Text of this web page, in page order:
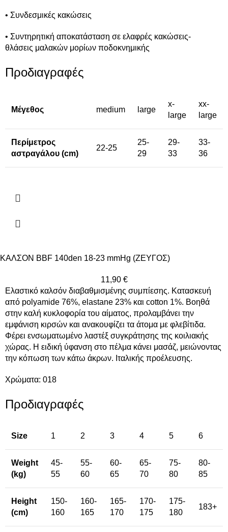
• Συνδεσμικές κακώσεις
• Συντηρητική αποκατάσταση σε ελαφρές κακώσεις-
θλάσεις μαλακών μορίων ποδοκνημικής
Προδιαγραφές
Μέγεθος medium large
x-
large
xx-
large
Περίμετρος
αστραγάλου (cm)
22-25
25-
29
29-
33
33-
36
ΚΑΛΣΟΝ BBF 140den 18-23 mmHg (ΖΕΥΓΟΣ)
11,90 €
Ελαστικό καλσόν διαβαθμισμένης συμπίεσης. Κατασκευή
από polyamide 76%, elastane 23% και cotton 1%. Βοηθά
στην καλή κυκλοφορία του αίματος, προλαμβάνει την
εμφάνιση κιρσών και ανακουφίζει τα άτομα με φλεβίτιδα.
Φέρει ενσωματωμένο λαστέξ συγκράτησης της κοιλιακής
χώρας. Η ειδική ύφανση στο πέλμα κάνει μασάζ, μειώνοντας
την κόπωση των κάτω άκρων. Ιταλικής προέλευσης.
Χρώματα: 018
Προδιαγραφές
Size 1 2 3 4 5 6
Weight
(kg)
45-
55
55-
60
60-
65
65-
70
75-
80
80-
85
Height
(cm)
150-
160
160-
165
165-
170
170-
175
175-
180
183+